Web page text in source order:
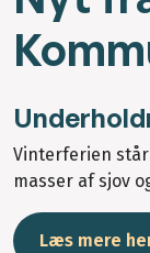
Vinterferien
masser af sjov
Læs mere